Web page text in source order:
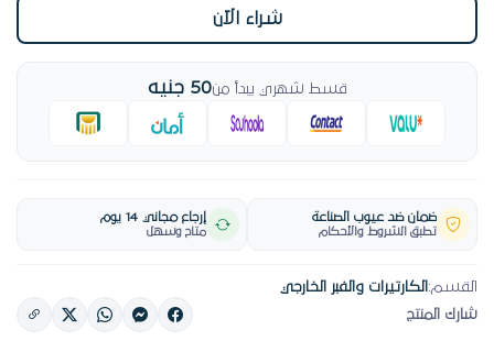
منتج مفحوص قبل الشحن
رقم 7 طلباً في الكارتيرات والفبر
شراء الآن
قسط شهري يبدأ من50 جنيه
ضمان ضد عيوب الصناعة
تطبق الشروط والأحكام
إرجاع مجاني 14 يوم
متاح وسهل
القسم: الكارتيرات والفبر الخارجي
شارك المنتج